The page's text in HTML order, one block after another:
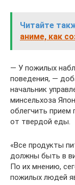
Читайте
аниме, как
— У пожилых
поведения, —
начальник
минсельхоза
облегчить
от твердой еды.
«Все продукты
должны быть в
По их мнению,
пожилых людей